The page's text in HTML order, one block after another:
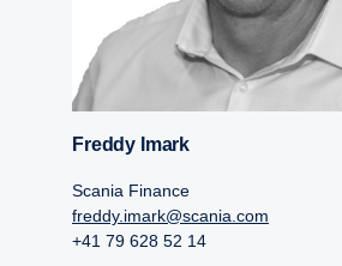
Freddy Imark
Scania Finance
freddy.imark@scania.com
+41 79 628 52 14